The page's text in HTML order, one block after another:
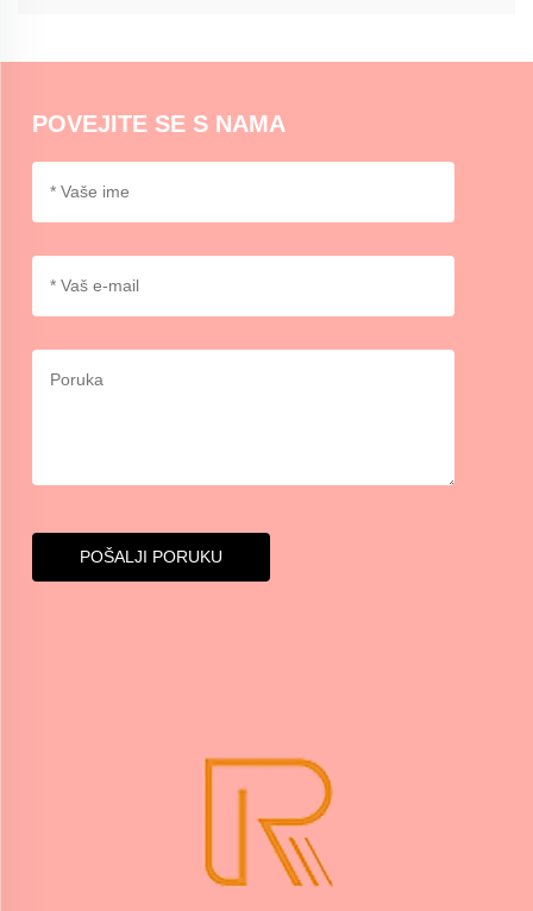
slučaju da se primjenjuje druga metoda, ispit je preporučljiv.
POVEJITE SE S NAMA
POŠALJI PORUKU